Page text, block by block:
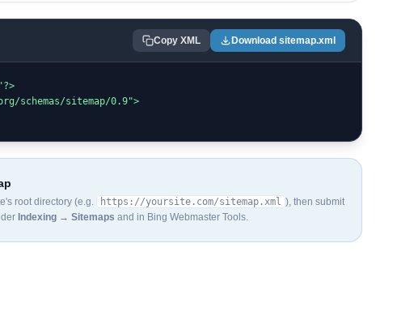
Copy XML Download sitemap.xml
schemas/sitemap/0.9">
root directory (e.g. https://yoursite.com/sitemap.xml ), then submit
Indexing → Sitemaps and in Bing Webmaster Tools.